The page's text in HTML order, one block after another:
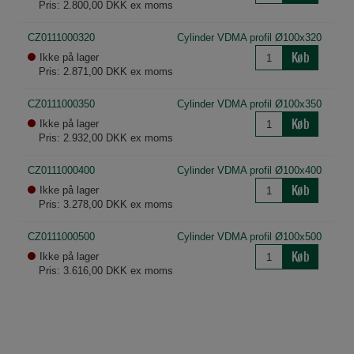
Pris: 2.800,00 DKK ex moms
CZ0111000320
Cylinder VDMA profil Ø100x320
Ikke på lager
Pris: 2.871,00 DKK ex moms
Køb
CZ0111000350
Cylinder VDMA profil Ø100x350
Ikke på lager
Pris: 2.932,00 DKK ex moms
Køb
CZ0111000400
Cylinder VDMA profil Ø100x400
Ikke på lager
Pris: 3.278,00 DKK ex moms
Køb
CZ0111000500
Cylinder VDMA profil Ø100x500
Ikke på lager
Pris: 3.616,00 DKK ex moms
Køb
om antal besøg og hvordan hjemmesiden bruges.